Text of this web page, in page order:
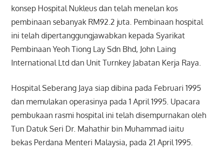
konsep Hospital Nukleus dan telah menelan kos
pembinaan sebanyak RM92.2 juta. Pembinaan hospital
ini telah dipertanggungjawabkan kepada Syarikat
Pembinaan Yeoh Tiong Lay Sdn Bhd, John Laing
International Ltd dan Unit Turnkey Jabatan Kerja Raya.
Hospital Seberang Jaya siap dibina pada Februari 1995
dan memulakan operasinya pada 1 April 1995. Upacara
pembukaan rasmi hospital ini telah disempurnakan oleh
Tun Datuk Seri Dr. Mahathir bin Muhammad iaitu
bekas Perdana Menteri Malaysia, pada 21 April 1995.